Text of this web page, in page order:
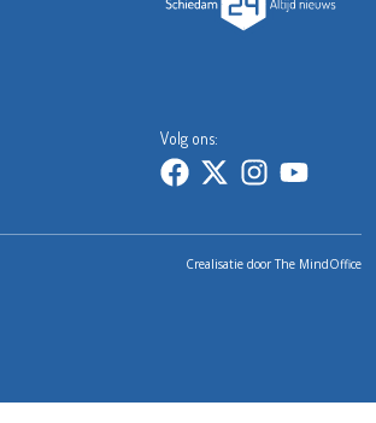
Volg ons:
Crealisatie doorThe MindOffice